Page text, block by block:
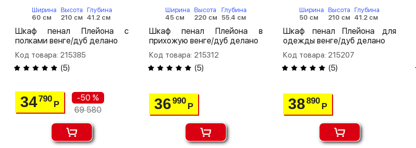
Ширина
60 см
Высота
210 см
Глубина
41.2 см
Шкаф пенал Плейона с
полками венге/дуб делано
Код товара: 215385
(5)
34790
Р
-50 %
69 580
Ширина
45 см
Высота
220 см
Глубина
55.4 см
Шкаф пенал Плейона в
прихожую венге/дуб делано
Код товара: 215312
(5)
36990
Р
Ширина
50 см
Высота
210 см
Глубина
41.2 см
Шкаф пенал Плейона для
одежды венге/дуб делано
Код товара: 215207
(5)
38890
Р